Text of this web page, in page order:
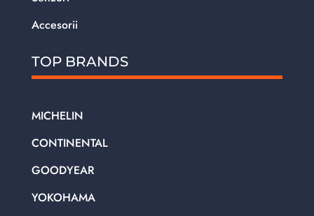
Accesorii
TOP BRANDS
MICHELIN
CONTINENTAL
GOODYEAR
YOKOHAMA